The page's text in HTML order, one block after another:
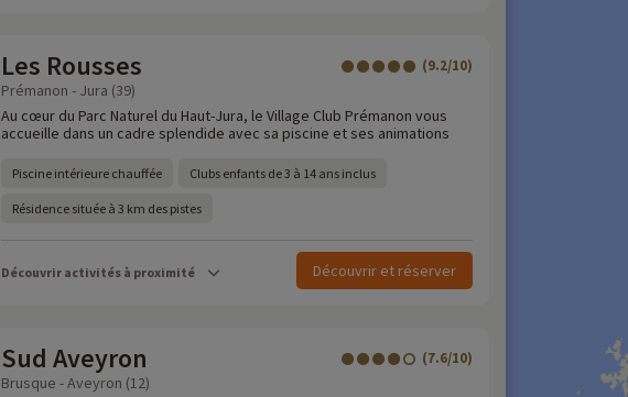
Les Rousses (9.2/10)
Prémanon - Jura (39)
Au cœur du Parc Naturel du Haut-Jura, le Village Club Prémanon vous
accueille dans un cadre splendide avec sa piscine et ses animations
Piscine intérieure chauffée Clubs enfants de 3 à 14 ans inclus
Résidence située à 3 km des pistes
Découvrir activités à proximité Découvrir et réserver
Sud Aveyron (7.6/10)
Brusque - Aveyron (12)